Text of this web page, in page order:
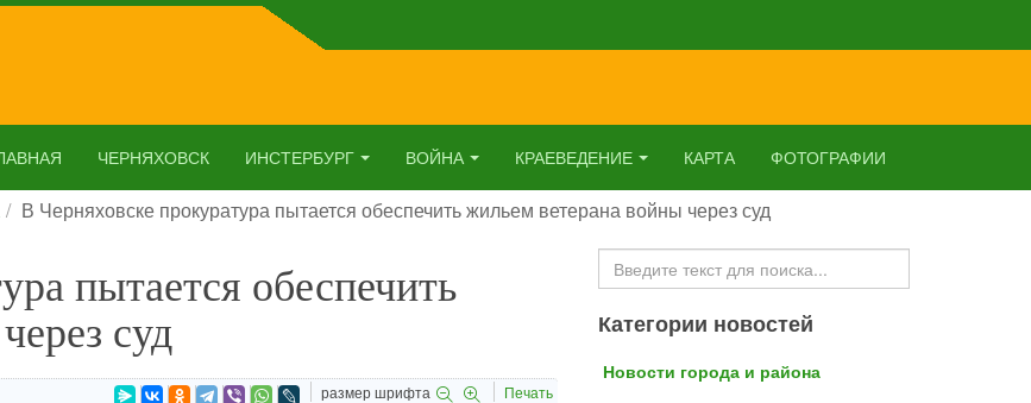
ЧЕРНЯХОВСК ИНСТЕРБУРГ ВОЙНА КРАЕВЕДЕНИЕ КАРТА ФОТОГРАФИИ
В Черняховске прокуратура пытается обеспечить жильем ветерана войны через суд
пытается обеспечить
суд
размер шрифта Печать
Искать...
Категории новостей
Новости города и района